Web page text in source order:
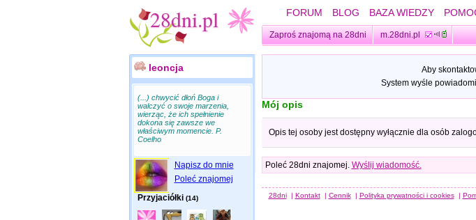
FORUM BLOG BAZA WIEDZY
Zaproś znajomą na 28dni m.28dni.pl
leoncja
(...) chwycić dłoń Boga i
walczyć o swoje marzenia,
wierząc, że ich spełnienie
dokona się zawsze we
właściwym momencie. P.
Coelho
Napisz do mnie
Poleć znajomej
Przyjaciółki (14)
Aby
System wyśle
Mój opis
Opis tej osoby jest dostępny wyłącznie dla osób
Poleć 28dni znajomej. Wyślij wiadomość.
28dni | Kontakt | Cennik | Polityka prywatności i cookies |